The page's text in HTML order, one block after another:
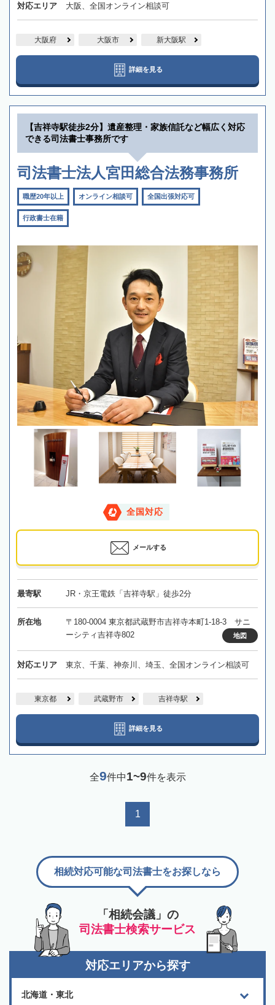
対応エリア 大阪、全国オンライン相談可
大阪府 大阪市 新大阪駅
詳細を見る
【吉祥寺駅徒歩2分】遺産整理・家族信託など幅広く対応
できる司法書士事務所です
司法書士法人宮田総合法務事務所
職歴20年以上 オンライン相談可 全国出張対応可
行政書士在籍
全国対応
メールする
最寄駅 JR・京王電鉄「吉祥寺駅」徒歩2分
所在地
〒180-0004 東京都武蔵野市吉祥寺本町1-18-3 サニ
ーシティ吉祥寺802
地図
対応エリア 東京、千葉、神奈川、埼玉、全国オンライン相談可
東京都 武蔵野市 吉祥寺駅
詳細を見る
全9件中1~9件を表示
1
「相続会議」の
司法書士検索サービス
相続対応可能な司法書士をお探しなら
対応エリアから探す
北海道・東北